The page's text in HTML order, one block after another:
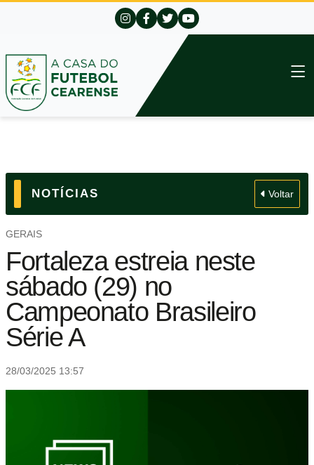
NOTÍCIAS Voltar
GERAIS
Fortaleza estreia neste
sábado (29) no
Campeonato Brasileiro
Série A
28/03/2025 13:57